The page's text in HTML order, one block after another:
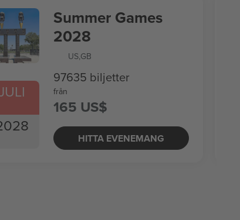
Summer Games
2028
US,GB
97635 biljetter
från
165 US$
HITTA EVENEMANG